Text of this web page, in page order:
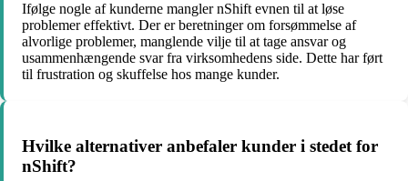
Ifølge nogle af kunderne mangler nShift evnen til at løse
problemer effektivt. Der er beretninger om forsømmelse af
alvorlige problemer, manglende vilje til at tage ansvar og
usammenhængende svar fra virksomhedens side. Dette har ført
til frustration og skuffelse hos mange kunder.
Hvilke alternativer anbefaler kunder i stedet for
nShift?